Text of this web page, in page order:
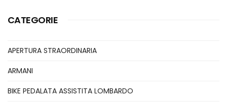
CATEGORIE
APERTURA STRAORDINARIA
ARMANI
BIKE PEDALATA ASSISTITA LOMBARDO